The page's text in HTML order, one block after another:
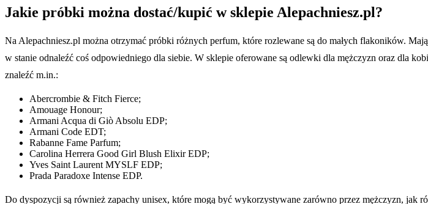
Jakie próbki można dostać/kupić w sklepie Alepachniesz.pl?
Na Alepachniesz.pl można otrzymać próbki różnych perfum, które rozlewane są do małych flakoników.
w stanie odnaleźć coś odpowiedniego dla siebie. W sklepie oferowane są odlewki dla mężczyzn oraz dla
znaleźć m.in.:
Abercrombie & Fitch Fierce;
Amouage Honour;
Armani Acqua di Giò Absolu EDP;
Armani Code EDT;
Rabanne Fame Parfum;
Carolina Herrera Good Girl Blush Elixir EDP;
Yves Saint Laurent MYSLF EDP;
Prada Paradoxe Intense EDP.
Do dyspozycji są również zapachy unisex, które mogą być wykorzystywane zarówno przez mężczyzn, jak